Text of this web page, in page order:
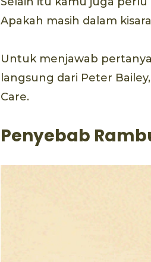
Apakah masih dalam
Untuk menjawab
langsung dari Peter
Care.
Penyebab